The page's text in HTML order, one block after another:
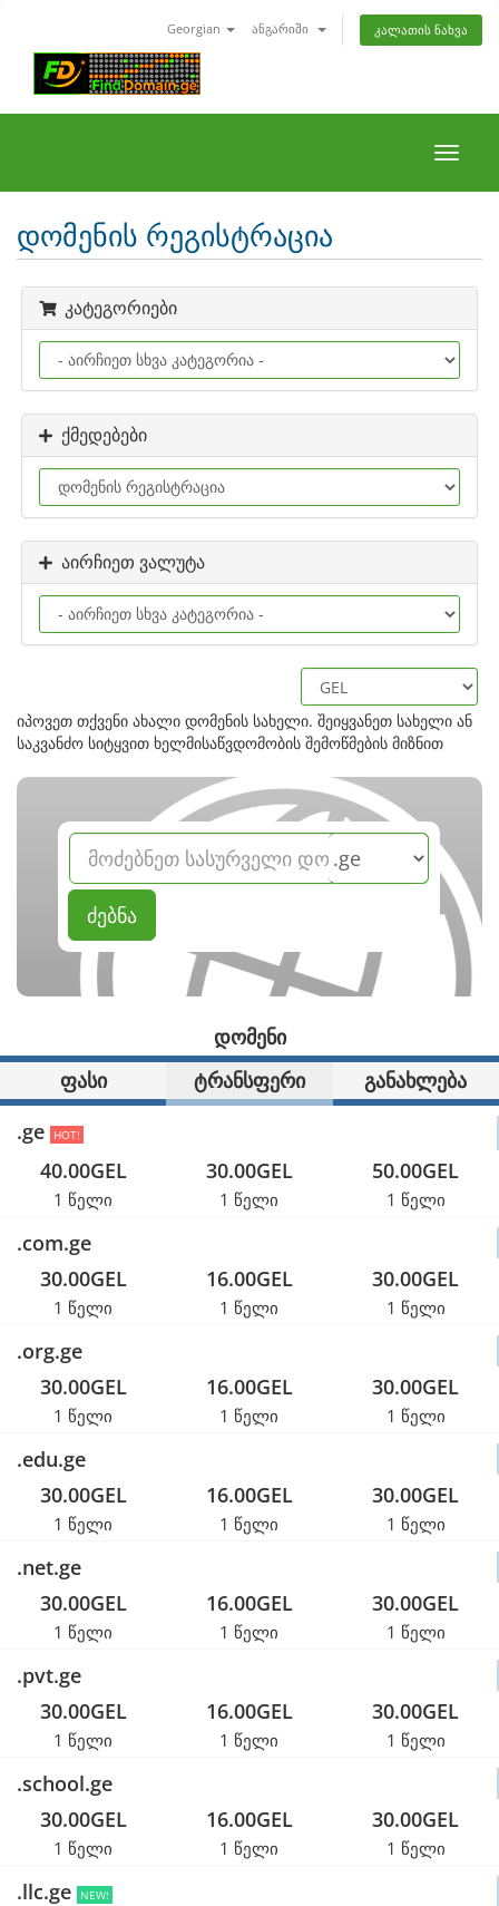
Georgian ანგარიში კალათის ნახვა
Toggle
დომენის რეგისტრაცია
კატეგორიები
ქმედებები
აირჩიეთ ვალუტა
იპოვეთ თქვენი ახალი დომენის სახელი. შეიყვანეთ სახელი ან
საკვანძო სიტყვით ხელმისაწვდომობის შემოწმების მიზნით
ძებნა
დომენი
ფასი
ტრანსფერი
განახლება
.ge
HOT!
40.00GEL
1 წელი
30.00GEL
1 წელი
50.00GEL
1 წელი
.com.ge
30.00GEL
1 წელი
16.00GEL
1 წელი
30.00GEL
1 წელი
.org.ge
30.00GEL
1 წელი
16.00GEL
1 წელი
30.00GEL
1 წელი
.edu.ge
30.00GEL
1 წელი
16.00GEL
1 წელი
30.00GEL
1 წელი
.net.ge
30.00GEL
1 წელი
16.00GEL
1 წელი
30.00GEL
1 წელი
.pvt.ge
30.00GEL
1 წელი
16.00GEL
1 წელი
30.00GEL
1 წელი
.school.ge
30.00GEL
1 წელი
16.00GEL
1 წელი
30.00GEL
1 წელი
.llc.ge NEW!